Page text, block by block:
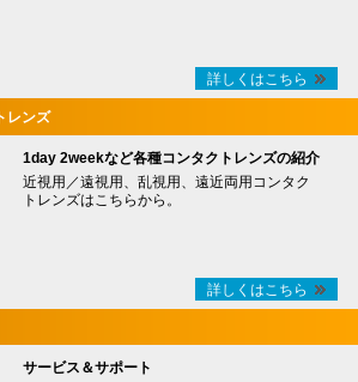
詳しくはこちら
レンズ
1day 2weekなど各種コンタクトレンズの紹介
近視用／遠視用、乱視用、遠近両用コンタク
トレンズはこちらから。
詳しくはこちら
サービス＆サポート